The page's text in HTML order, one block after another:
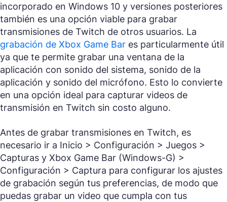
incorporado en Windows 10 y versiones posteriores
también es una opción viable para grabar
transmisiones de Twitch de otros usuarios. La
grabación de Xbox Game Bar es particularmente útil
ya que te permite grabar una ventana de la
aplicación con sonido del sistema, sonido de la
aplicación y sonido del micrófono. Esto lo convierte
en una opción ideal para capturar videos de
transmisión en Twitch sin costo alguno.
Antes de grabar transmisiones en Twitch, es
necesario ir a Inicio > Configuración > Juegos >
Capturas y Xbox Game Bar (Windows-G) >
Configuración > Captura para configurar los ajustes
de grabación según tus preferencias, de modo que
puedas grabar un video que cumpla con tus